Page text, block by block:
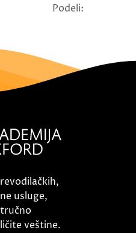
Podeli:
usluge,
veštine.